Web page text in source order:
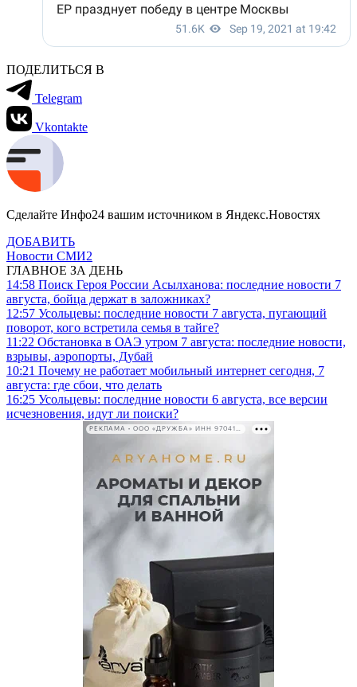
ПОДЕЛИТЬСЯ В
Telegram
Vkontakte
Сделайте Инфо24 вашим источником в Яндекс.Новостях
ДОБАВИТЬ
Новости СМИ2
ГЛАВНОЕ ЗА ДЕНЬ
14:58 Поиск Героя России Асылханова: последние новости 7
августа, бойца держат в заложниках?
12:57 Усольцевы: последние новости 7 августа, пугающий
поворот, кого встретила семья в тайге?
11:22 Обстановка в ОАЭ утром 7 августа: последние новости,
взрывы, аэропорты, Дубай
10:21 Почему не работает мобильный интернет сегодня, 7
августа: где сбои, что делать
16:25 Усольцевы: последние новости 6 августа, все версии
исчезновения, идут ли поиски?
РЕКЛАМА • ООО «ДРУЖБА» ИНН 9704146411